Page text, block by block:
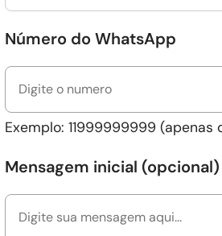
Número do WhatsApp
Exemplo: 11999999999 (apenas
Mensagem inicial (opcional)